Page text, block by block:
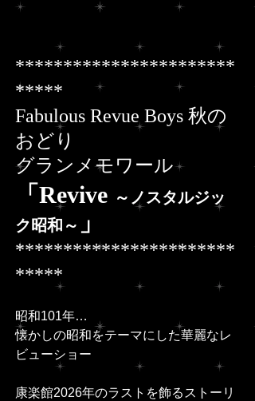
***********************
*****
Fabulous Revue Boys 秋の
おどり
グランメモワール
「Revive ～ノスタルジッ
ク昭和～
」
***********************
*****
昭和101年…
懐かしの昭和をテーマにした華麗なレ
ビューショー
康楽館2026年のラストを飾るストーリ